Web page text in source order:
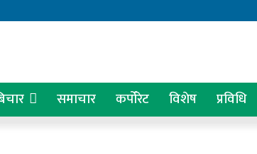
समाचार कर्पोरेट विशेष प्रविधि